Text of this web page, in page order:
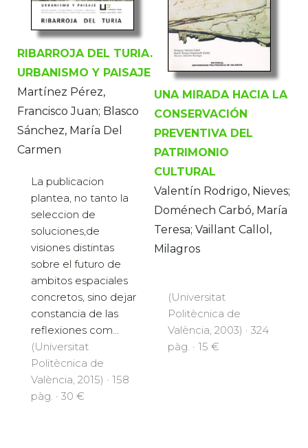
RIBARROJA DEL TURIA.
URBANISMO Y PAISAJE
Martínez Pérez,
Francisco Juan; Blasco
Sánchez, María Del
Carmen
La publicacion
plantea, no tanto la
seleccion de
soluciones,de
visiones distintas
sobre el futuro de
ambitos espaciales
concretos, sino dejar
constancia de las
reflexiones com...
(Universitat
Politècnica de
València, 2015) · 158
pàg. · 30 €
UNA MIRADA HACIA LA
CONSERVACIÓN
PREVENTIVA DEL
PATRIMONIO
CULTURAL
Valentín Rodrigo, Nieves;
Doménech Carbó, María
Teresa; Vaillant Callol,
Milagros
(Universitat
Politècnica de
València, 2003) · 324
pàg. · 15 €